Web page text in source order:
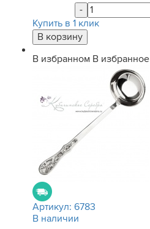
-
Купить в 1 клик
В избранном В избранное
Артикул: 6783
В наличии